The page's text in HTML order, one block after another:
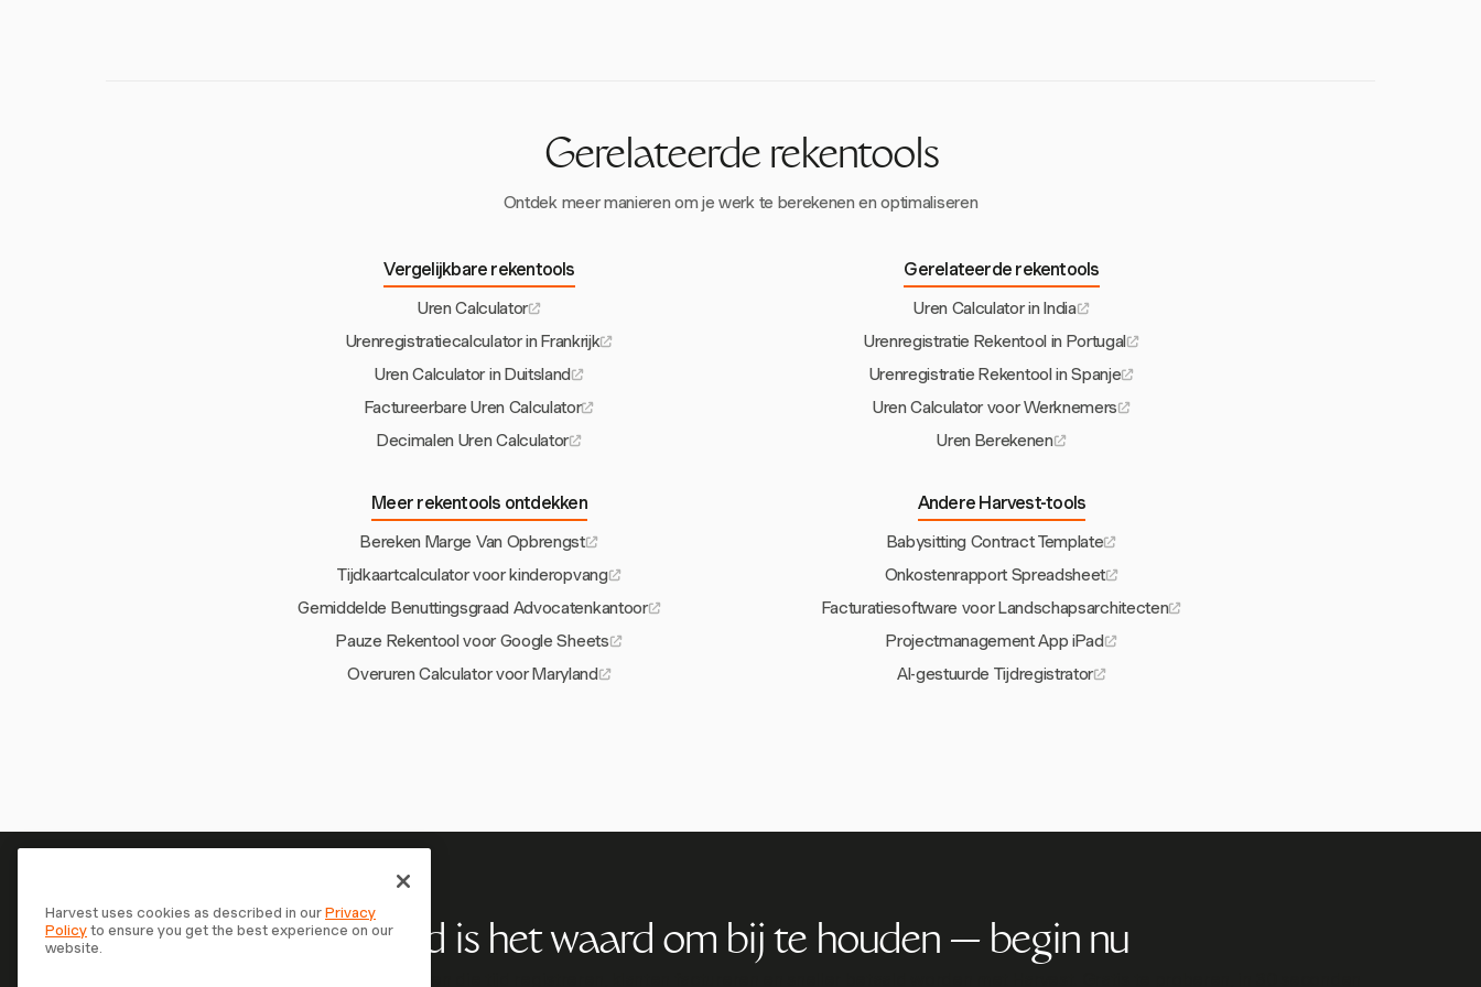
Gerelateerde rekentools
Ontdek meer manieren om je werk te berekenen en optimaliseren
Vergelijkbare rekentools
Uren Calculator
Urenregistratiecalculator in Frankrijk
Uren Calculator in Duitsland
Factureerbare Uren Calculator
Decimalen Uren Calculator
Gerelateerde rekentools
Uren Calculator in India
Urenregistratie Rekentool in Portugal
Urenregistratie Rekentool in Spanje
Uren Calculator voor Werknemers
Uren Berekenen
Meer rekentools ontdekken
Bereken Marge Van Opbrengst
Tijdkaartcalculator voor kinderopvang
Gemiddelde Benuttingsgraad Advocatenkantoor
Pauze Rekentool voor Google Sheets
Overuren Calculator voor Maryland
Andere Harvest-tools
Babysitting Contract Template
Onkostenrapport Spreadsheet
Facturatiesoftware voor Landschapsarchitecten
Projectmanagement App iPad
AI-gestuurde Tijdregistrator
Je tijd is het waard om bij te houden — begin nu
Harvest uses cookies as described in ourPrivacy
Policyto ensure you get the best experience on our
website.